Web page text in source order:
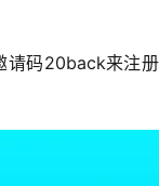
码20back来注